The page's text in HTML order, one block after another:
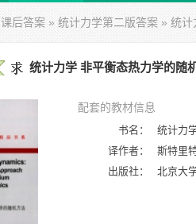
课后答案 » 统计力学第二版答案 » 统计
统计力学 非平衡态热力学的随
配套的教材信息
书名：
统计力
译作者：
斯特里
出版社：
北京大